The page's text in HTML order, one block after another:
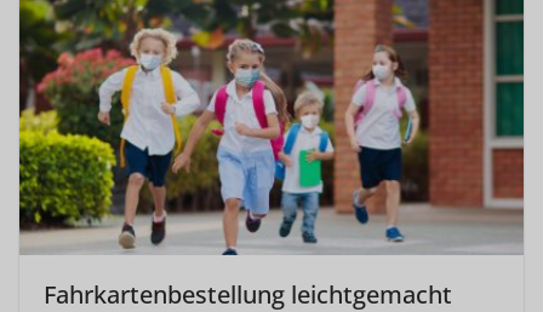
Fahrkartenbestellung leichtgemacht